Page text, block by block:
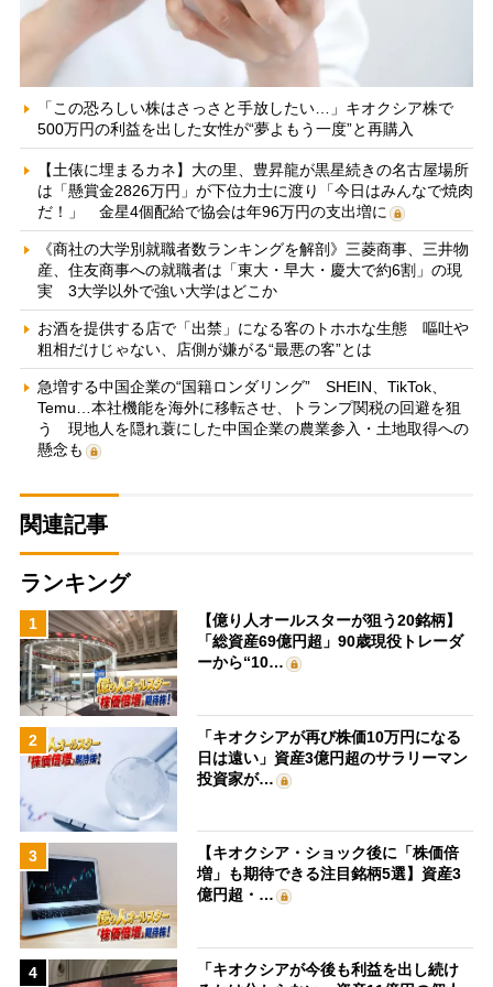
「この恐ろしい株はさっさと手放したい…」キオクシア株で
500万円の利益を出した女性が“夢よもう一度”と再購入
【土俵に埋まるカネ】大の里、豊昇龍が黒星続きの名古屋場所
は「懸賞金2826万円」が下位力士に渡り「今日はみんなで焼肉
だ！」 金星4個配給で協会は年96万円の支出増に
《商社の大学別就職者数ランキングを解剖》三菱商事、三井物
産、住友商事への就職者は「東大・早大・慶大で約6割」の現
実 3大学以外で強い大学はどこか
お酒を提供する店で「出禁」になる客のトホホな生態 嘔吐や
粗相だけじゃない、店側が嫌がる“最悪の客”とは
急増する中国企業の“国籍ロンダリング” SHEIN、TikTok、
Temu…本社機能を海外に移転させ、トランプ関税の回避を狙
う 現地人を隠れ蓑にした中国企業の農業参入・土地取得への
懸念も
関連記事
ランキング
1
【億り人オールスターが狙う20銘柄】
「総資産69億円超」90歳現役トレーダ
ーから“10…
2
「キオクシアが再び株価10万円になる
日は遠い」資産3億円超のサラリーマン
投資家が…
3
【キオクシア・ショック後に「株価倍
増」も期待できる注目銘柄5選】資産3
億円超・…
4
「キオクシアが今後も利益を出し続け